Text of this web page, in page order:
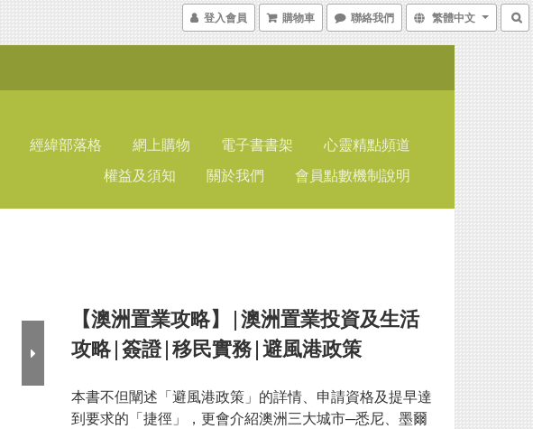
登入會員 購物車 聯絡我們 繁體中文
經緯部落格 網上購物 電子書書架
心靈精點頻道
權益及須知
關於我們 會員點數機制說明
【澳洲置業攻略】|澳洲置業投資及生活
攻略|簽證|移民實務|避風港政策
本書不但闡述「避風港政策」的詳情、申請資格及提早達
到要求的「捷徑」，更會介紹澳洲三大城市─悉尼、墨爾